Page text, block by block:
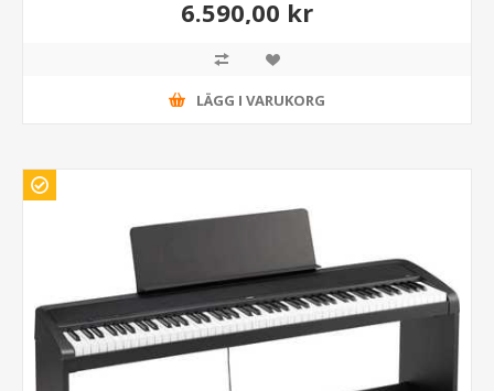
6.590,00 kr
LÄGG I VARUKORG